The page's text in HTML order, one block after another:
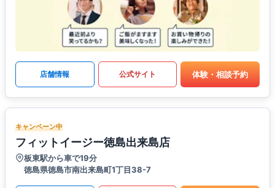
店舗情報 公式サイト 体験・相談予約
キャンペーン中
フィットイージー徳島出来島店
板東駅から車で19分
徳島県徳島市南出来島町1丁目38-7